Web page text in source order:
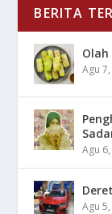
BERITA
Agu
Agu
Agu